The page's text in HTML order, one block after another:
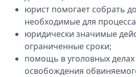
юрист помогает собрать
необходимые для
юридически значимые
ограниченные сроки;
помощь в уголовных делах
освобождения